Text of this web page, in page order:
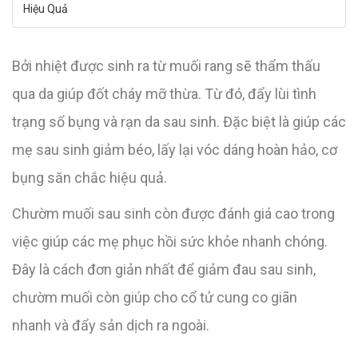
Hiệu Quả
Bởi nhiệt được sinh ra từ muối rang sẽ thẩm thấu
qua da giúp đốt cháy mỡ thừa. Từ đó, đẩy lùi tình
trạng sổ bụng và rạn da sau sinh. Đặc biệt là giúp các
mẹ sau sinh giảm béo, lấy lại vóc dáng hoàn hảo, cơ
bụng săn chắc hiệu quả.
Chườm muối sau sinh còn được đánh giá cao trong
việc giúp các mẹ phục hồi sức khỏe nhanh chóng.
Đây là cách đơn giản nhất để giảm đau sau sinh,
chườm muối còn giúp cho cổ tử cung co giãn
nhanh và đẩy sản dịch ra ngoài.